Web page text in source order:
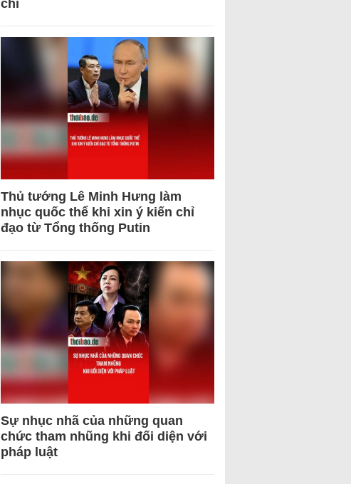
chí
Thủ tướng Lê Minh Hưng làm
nhục quốc thể khi xin ý kiến chỉ
đạo từ Tổng thống Putin
Sự nhục nhã của những quan
chức tham nhũng khi đối diện với
pháp luật